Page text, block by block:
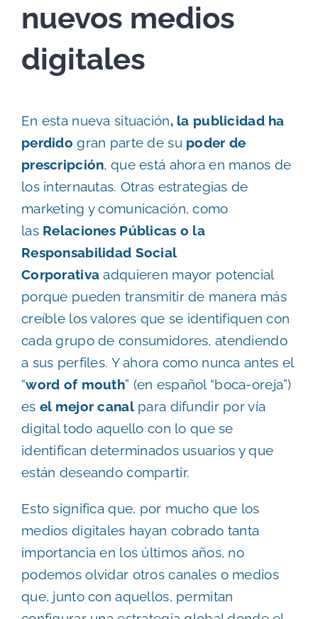
nuevos medios
digitales
En esta nueva situación, la publicidad ha
perdido gran parte de su poder de
prescripción, que está ahora en manos de
los internautas. Otras estrategias de
marketing y comunicación, como
las Relaciones Públicas o la
Responsabilidad Social
Corporativa adquieren mayor potencial
porque pueden transmitir de manera más
creíble los valores que se identifiquen con
cada grupo de consumidores, atendiendo
a sus perfiles. Y ahora como nunca antes el
“word of mouth” (en español “boca-oreja”)
es el mejor canalpara difundir por vía
digital todo aquello con lo que se
identifican determinados usuarios y que
están deseando compartir.
Esto significa que, por mucho que los
medios digitales hayan cobrado tanta
importancia en los últimos años, no
podemos olvidar otros canales o medios
que, junto con aquellos, permitan